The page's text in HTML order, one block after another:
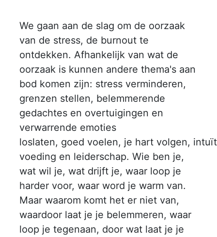
We gaan aan de slag om de oorzaak
van de stress, de burnout te
ontdekken. Afhankelijk van wat de
oorzaak is kunnen andere thema's aan
bod komen zijn: stress verminderen,
grenzen stellen, belemmerende
gedachtes en overtuigingen en
verwarrende emoties
loslaten, goed voelen, je hart volgen,
voeding en leiderschap. Wie ben je,
wat wil je, wat drijft je, waar loop je
harder voor, waar word je warm van.
Maar waarom komt het er niet van,
waardoor laat je je belemmeren, waar
loop je tegenaan, door wat laat je je